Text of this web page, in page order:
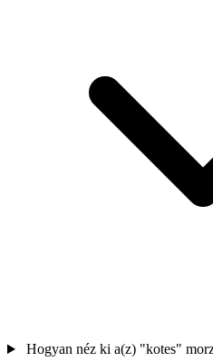
Hogyan néz ki a(z) "kotes"